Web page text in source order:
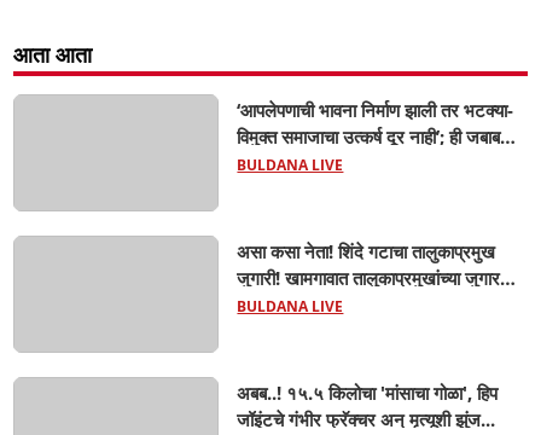
आता आता
‘आपलेपणाची भावना निर्माण झाली तर भटक्या-
विमुक्त समाजाचा उत्कर्ष दूर नाही’; ही जबाबदारी
केवळ सरकारची नाही,आपल्या सर्वांची !
BULDANA LIVE
असा कसा नेता! शिंदे गटाचा तालुकाप्रमुख
जुगारी! खामगावात तालुकाप्रमुखांच्या जुगार
अड्ड्यावर डीवायएसपी पथकाची धाड.. अंधारात
BULDANA LIVE
अबब..! १५.५ किलोचा 'मांसाचा गोळा', हिप
जॉइंटचे गंभीर फ्रॅक्चर अन् मृत्यूशी झुंज...